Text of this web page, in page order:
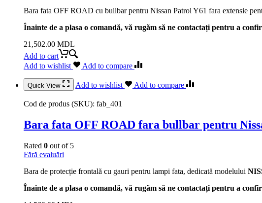
Bara fata OFF ROAD cu bullbar pentru Nissan Patrol Y61 fara extensie
Înainte de a plasa o comandă, vă rugăm să ne contactați pentru a
21,502.00 MDL
Add to cart
Add to wishlist
Add to compare
Quick View Add to wishlist Add to compare
Cod de produs (SKU): fab_401
Bara fata OFF ROAD fara bullbar pentru
Rated 0 out of 5
Fără evaluări
Bara de protecție frontală cu gauri pentru lampi fata, dedicată modelului
Înainte de a plasa o comandă, vă rugăm să ne contactați pentru a